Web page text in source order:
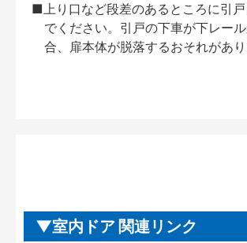
■上り口など段差のあるところに引
でください。引戸の下車が下レー
合、扉本体が脱落するおそれがあり
室内ドア 関連リンク